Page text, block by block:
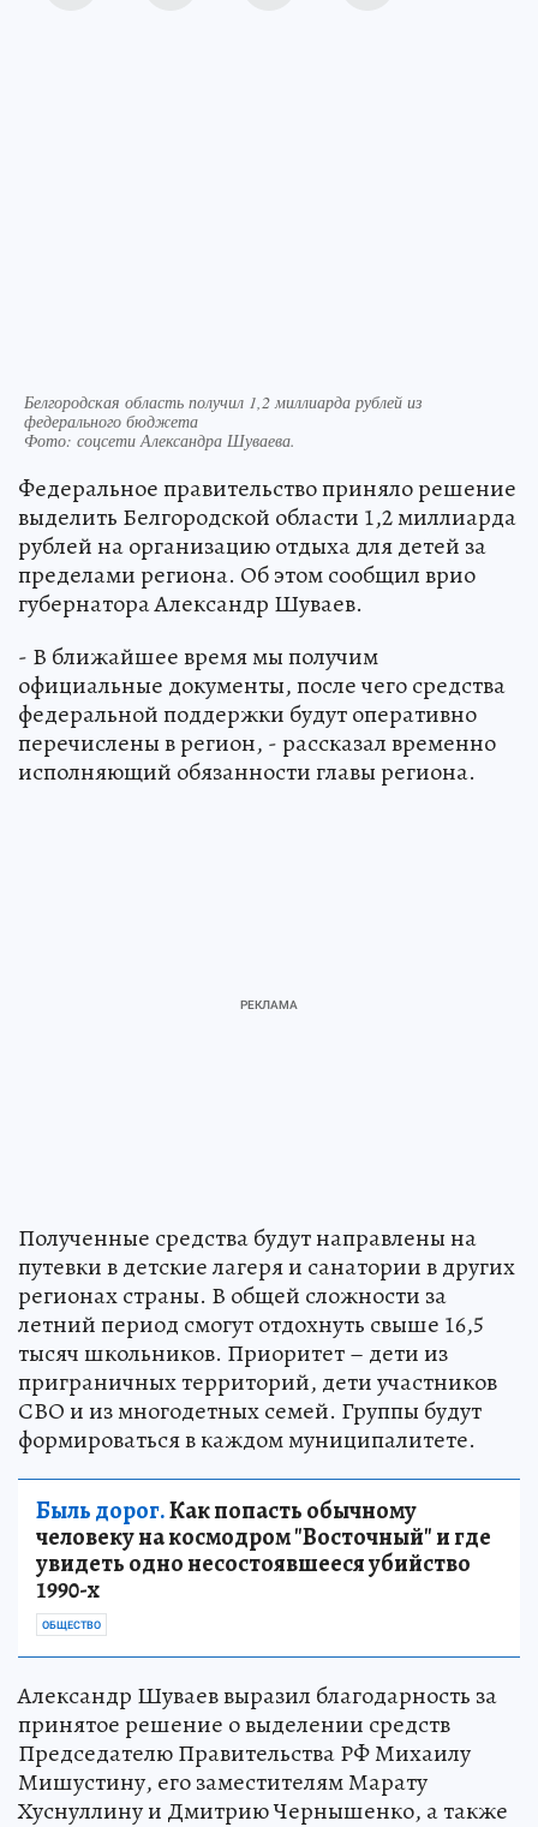
Белгородская область получил 1,2 миллиарда рублей из
федерального бюджета
Фото: соцсети Александра Шуваева.
Федеральное правительство приняло решение
выделить Белгородской области 1,2 миллиарда
рублей на организацию отдыха для детей за
пределами региона. Об этом сообщил врио
губернатора Александр Шуваев.
- В ближайшее время мы получим
официальные документы, после чего средства
федеральной поддержки будут оперативно
перечислены в регион, - рассказал временно
исполняющий обязанности главы региона.
Полученные средства будут направлены на
путевки в детские лагеря и санатории в других
регионах страны. В общей сложности за
летний период смогут отдохнуть свыше 16,5
тысяч школьников. Приоритет – дети из
приграничных территорий, дети участников
СВО и из многодетных семей. Группы будут
формироваться в каждом муниципалитете.
Быль дорог.Как попасть обычному
человеку на космодром "Восточный" и где
увидеть одно несостоявшееся убийство
1990-х
ОБЩЕСТВО
Александр Шуваев выразил благодарность за
принятое решение о выделении средств
Председателю Правительства РФ Михаилу
Мишустину, его заместителям Марату
Хуснуллину и Дмитрию Чернышенко, а также